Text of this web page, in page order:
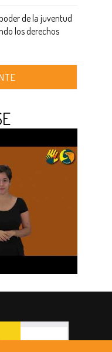
de la juventud
los derechos